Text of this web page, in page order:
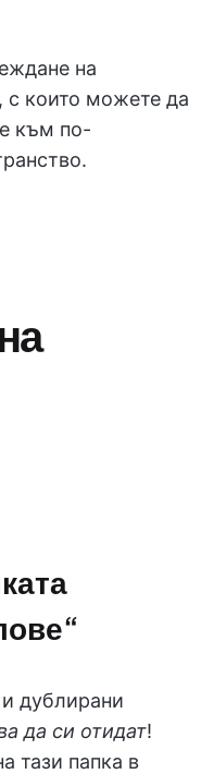
на
с които можете да
към по-
дублирани
да си отидат!
тази папка в